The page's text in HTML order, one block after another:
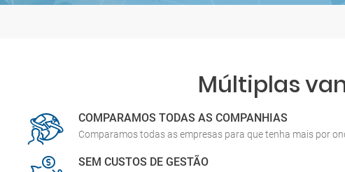
Múltiplas
COMPARAMOS TODAS AS COMPANHIAS
Comparamos todas as empresas para que tenha mais por
SEM CUSTOS DE GESTÃO